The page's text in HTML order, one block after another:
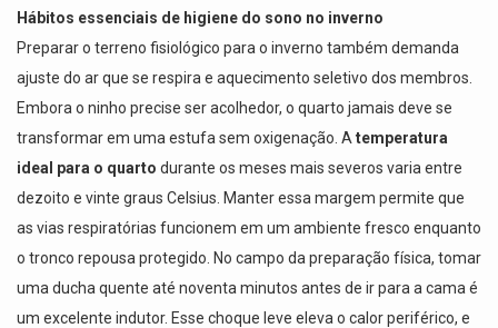
Hábitos essenciais de higiene do sono no inverno
Preparar o terreno fisiológico para o inverno também demanda
ajuste do ar que se respira e aquecimento seletivo dos membros.
Embora o ninho precise ser acolhedor, o quarto jamais deve se
transformar em uma estufa sem oxigenação. A temperatura
ideal para o quarto durante os meses mais severos varia entre
dezoito e vinte graus Celsius. Manter essa margem permite que
as vias respiratórias funcionem em um ambiente fresco enquanto
o tronco repousa protegido. No campo da preparação física, tomar
uma ducha quente até noventa minutos antes de ir para a cama é
um excelente indutor. Esse choque leve eleva o calor periférico, e